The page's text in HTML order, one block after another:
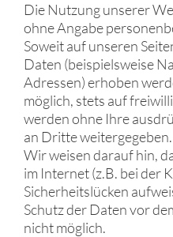
Die Nutzung unserer
ohne Angabe
Soweit auf unseren
Daten (beispielsweise
Adressen) erhoben
möglich, stets auf
werden ohne Ihre
an Dritte weitergegeben.
Wir weisen darauf hin,
im Internet (z.B. bei der
Sicherheitslücken
Schutz der Daten vor
nicht möglich.